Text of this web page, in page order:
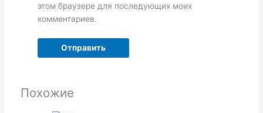
этом браузере для последующих моих
комментариев.
Похожие